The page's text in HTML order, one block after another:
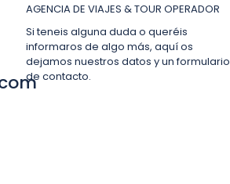
AGENCIA DE VIAJES & TOUR OPERADOR
Si teneis alguna duda o queréis
informaros de algo más, aquí os
dejamos nuestros datos y un formulario
de contacto.